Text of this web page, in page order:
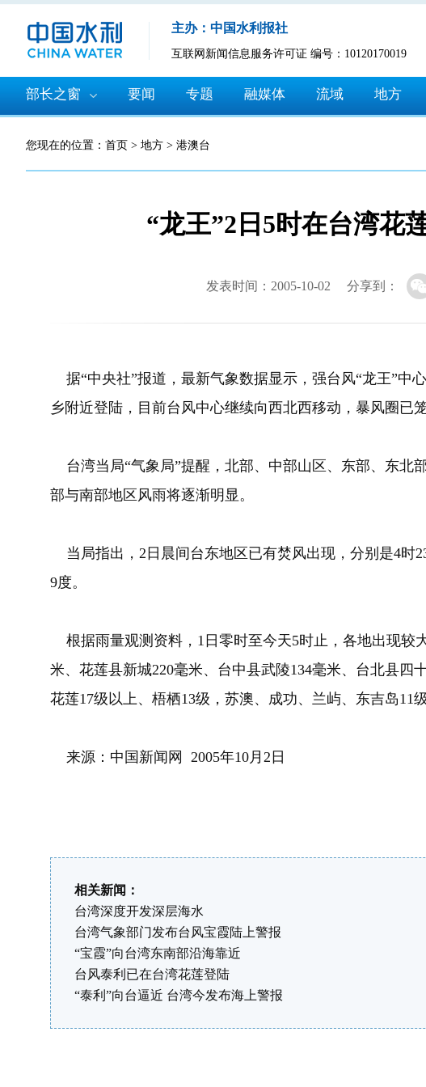
主办：中国水利报社
互联网新闻信息服务许可证 编号：10120170019
部长之窗 要闻 专题 融媒体 流域 地方
您现在的位置： 首页 > 地方 > 港澳台
“龙王”2日5时在台湾花
发表时间：2005-10-02 分享到：
据“中央社”报道，最新气象数据显示，强台风“龙王”中
乡附近登陆，目前台风中心继续向西北西移动，暴风圈已
台湾当局“气象局”提醒，北部、中部山区、东部、东北
部与南部地区风雨将逐渐明显。
当局指出，2日晨间台东地区已有焚风出现，分别是4时
9度。
根据雨量观测资料，1日零时至今天5时止，各地出现较
米、花莲县新城220毫米、台中县武陵134毫米、台北县四
花莲17级以上、梧栖13级，苏澳、成功、兰屿、东吉岛11
来源：中国新闻网 2005年10月2日
相关新闻：
台湾深度开发深层海水
台湾气象部门发布台风宝霞陆上警报
“宝霞”向台湾东南部沿海靠近
台风泰利已在台湾花莲登陆
“泰利”向台逼近 台湾今发布海上警报